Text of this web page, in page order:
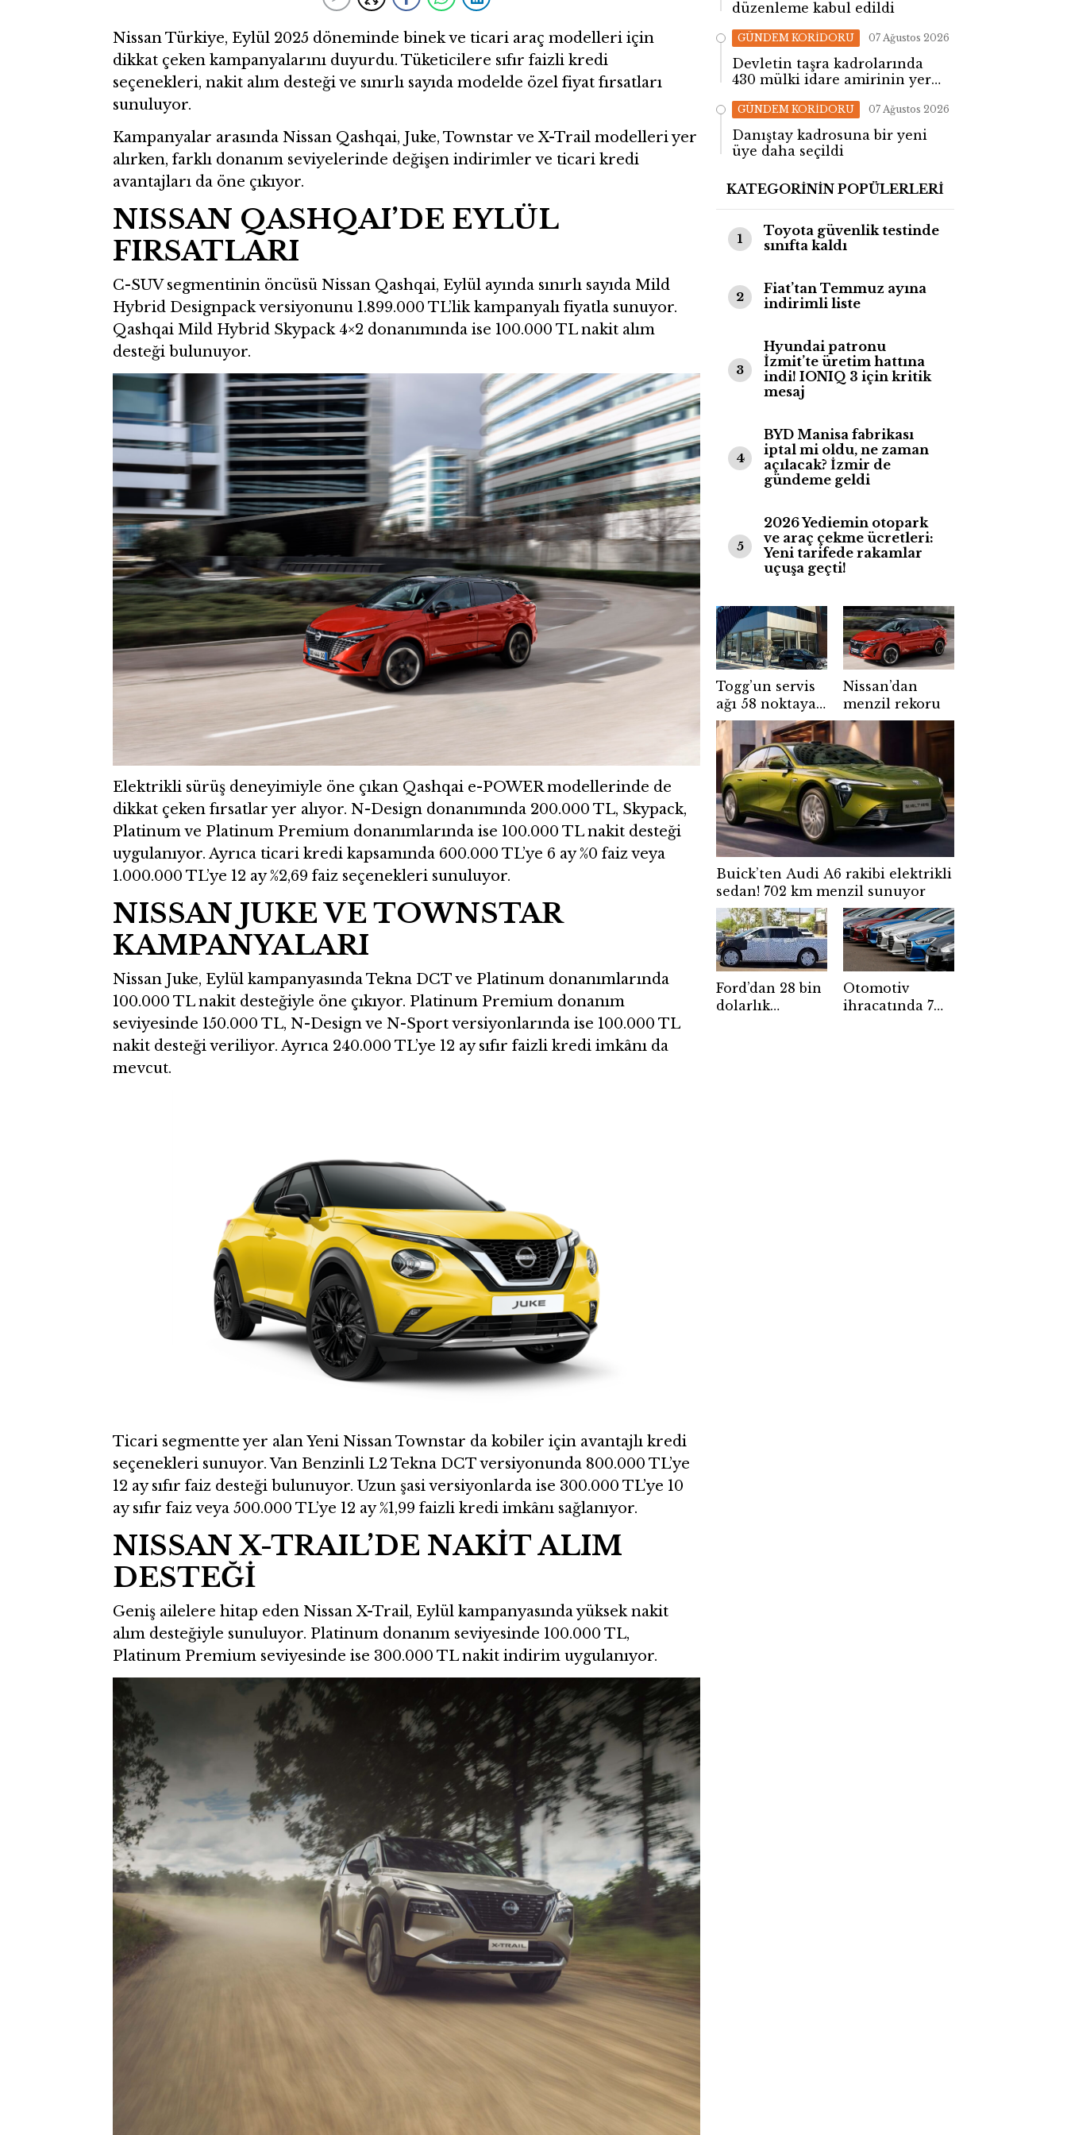
Nissan Türkiye, Eylül 2025 döneminde binek ve ticari araç modelleri için
dikkat çeken kampanyalarını duyurdu. Tüketicilere sıfır faizli kredi
seçenekleri, nakit alım desteği ve sınırlı sayıda modelde özel fiyat fırsatları
sunuluyor.
Kampanyalar arasında Nissan Qashqai, Juke, Townstar ve X-Trail modelleri yer
alırken, farklı donanım seviyelerinde değişen indirimler ve ticari kredi
avantajları da öne çıkıyor.
NISSAN QASHQAI’DE EYLÜL
FIRSATLARI
C-SUV segmentinin öncüsü Nissan Qashqai, Eylül ayında sınırlı sayıda Mild
Hybrid Designpack versiyonunu 1.899.000 TL’lik kampanyalı fiyatla sunuyor.
Qashqai Mild Hybrid Skypack 4×2 donanımında ise 100.000 TL nakit alım
desteği bulunuyor.
Elektrikli sürüş deneyimiyle öne çıkan Qashqai e-POWER modellerinde de
dikkat çeken fırsatlar yer alıyor. N-Design donanımında 200.000 TL, Skypack,
Platinum ve Platinum Premium donanımlarında ise 100.000 TL nakit desteği
uygulanıyor. Ayrıca ticari kredi kapsamında 600.000 TL’ye 6 ay %0 faiz veya
1.000.000 TL’ye 12 ay %2,69 faiz seçenekleri sunuluyor.
NISSAN JUKE VE TOWNSTAR
KAMPANYALARI
Nissan Juke, Eylül kampanyasında Tekna DCT ve Platinum donanımlarında
100.000 TL nakit desteğiyle öne çıkıyor. Platinum Premium donanım
seviyesinde 150.000 TL, N-Design ve N-Sport versiyonlarında ise 100.000 TL
nakit desteği veriliyor. Ayrıca 240.000 TL’ye 12 ay sıfır faizli kredi imkânı da
mevcut.
Ticari segmentte yer alan Yeni Nissan Townstar da kobiler için avantajlı kredi
seçenekleri sunuyor. Van Benzinli L2 Tekna DCT versiyonunda 800.000 TL’ye
12 ay sıfır faiz desteği bulunuyor. Uzun şasi versiyonlarda ise 300.000 TL’ye 10
ay sıfır faiz veya 500.000 TL’ye 12 ay %1,99 faizli kredi imkânı sağlanıyor.
NISSAN X-TRAIL’DE NAKİT ALIM
DESTEĞİ
Geniş ailelere hitap eden Nissan X-Trail, Eylül kampanyasında yüksek nakit
alım desteğiyle sunuluyor. Platinum donanım seviyesinde 100.000 TL,
Platinum Premium seviyesinde ise 300.000 TL nakit indirim uygulanıyor.
düzenleme kabul edildi
GÜNDEM KORİDORU 07 Ağustos 2026
Devletin taşra kadrolarında
430 mülki idare amirinin yeri
GÜNDEM KORİDORU 07 Ağustos 2026
Danıştay kadrosuna bir yeni
üye daha seçildi
KATEGORİNİN POPÜLERLERİ
1
Toyota güvenlik testinde
sınıfta kaldı
2
Fiat’tan Temmuz ayına
indirimli liste
3
Hyundai patronu
İzmit’te üretim hattına
indi! IONIQ 3 için kritik
mesaj
4
BYD Manisa fabrikası
iptal mi oldu, ne zaman
açılacak? İzmir de
gündeme geldi
5
2026 Yediemin otopark
ve araç çekme ücretleri:
Yeni tarifede rakamlar
uçuşa geçti!
Togg’un servis
ağı 58 noktaya
ulaştı
Nissan’dan
menzil rekoru
Buick’ten Audi A6 rakibi elektrikli
sedan! 702 km menzil sunuyor
Ford’dan 28 bin
dolarlık
Otomotiv
ihracatında 7